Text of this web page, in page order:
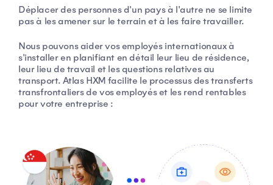
Déplacer des personnes d'un pays à l'autre ne se limite
pas à les amener sur le terrain et à les faire travailler.
Nous pouvons aider vos employés internationaux à
s'installer en planifiant en détail leur lieu de résidence,
leur lieu de travail et les questions relatives au
transport. Atlas HXM facilite le processus des transferts
transfrontaliers de vos employés et les rend rentables
pour votre entreprise :